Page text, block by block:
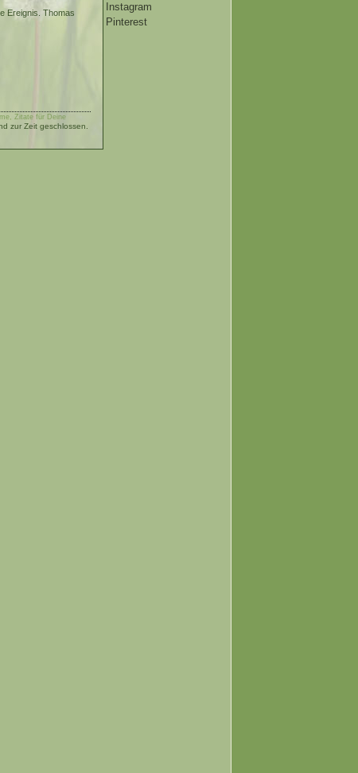
Instagram
Pinterest
Ereignis. Thomas
Zitate für Deine
zur Zeit geschlossen.